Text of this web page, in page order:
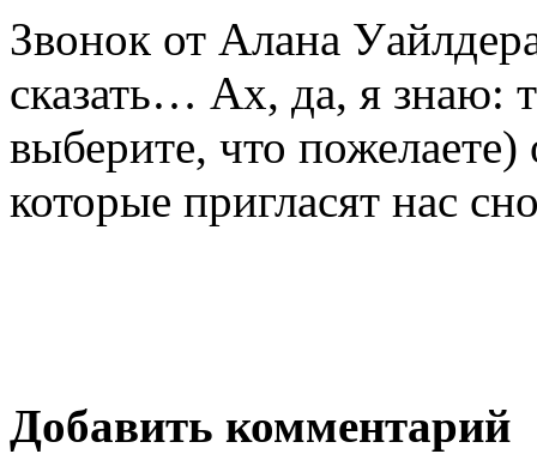
Звонок от Алана
сказать… Ах, да, я знаю:
выберите, что
которые пригласят нас
Добавить комментарий